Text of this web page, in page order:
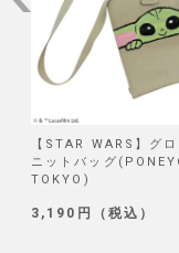
【STAR WARS】グ
ニットバッグ
TOKYO)
3,190円（税込）